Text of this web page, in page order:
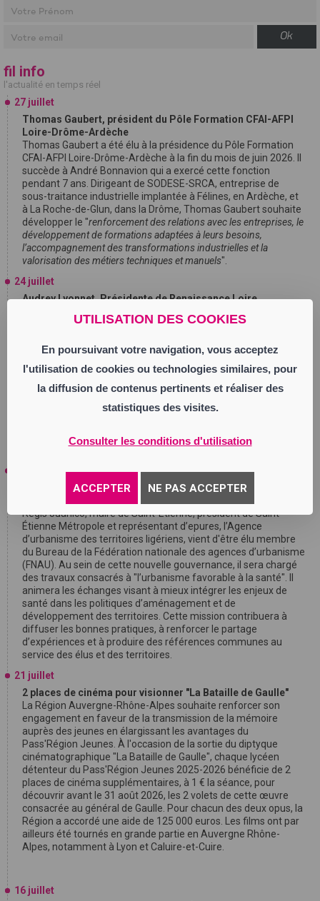
UTILISATION DES COOKIES
En poursuivant votre navigation, vous acceptez
l'utilisation de cookies ou technologies similaires, pour
la diffusion de contenus pertinents et réaliser des
statistiques des visites.
Consulter les conditions d'utilisation
ACCEPTER NE PAS ACCEPTER
Ok
fil info
l'actualité en temps réel
27 juillet
Thomas Gaubert, président du Pôle Formation CFAI-AFPI
Loire-Drôme-Ardèche
Thomas Gaubert a été élu à la présidence du Pôle Formation
CFAI-AFPI Loire-Drôme-Ardèche à la fin du mois de juin 2026. Il
succède à André Bonnavion qui a exercé cette fonction
pendant 7 ans. Dirigeant de SODESE-SRCA, entreprise de
sous-traitance industrielle implantée à Félines, en Ardèche, et
à La Roche-de-Glun, dans la Drôme, Thomas Gaubert souhaite
développer le "renforcement des relations avec les entreprises, le
développement de formations adaptées à leurs besoins,
l’accompagnement des transformations industrielles et la
valorisation des métiers techniques et manuels".
24 juillet
Audrey Lyonnet, Présidente de Renaissance Loire
aux élections présidentielles, annonce la nomination d’Audrey
Départementale Renaissance Loire. Audrey Lyonnet sera
chargée " de l’animation, de l’information et de la coordination des
équipes sur le territoire". Cette nomination s’inscrit "dans une
dynamique collective visant à renforcer l’engagement des
militants et à mobiliser les énergies en vue des prochaines
échéances électorales", indique un communiqué de
Régis Juanico élu au Bureau de la Fédération nationale des
Régis Juanico, maire de Saint-Étienne, président de Saint-
Étienne Métropole et représentant d’epures, l’Agence
d’urbanisme des territoires ligériens, vient d'être élu membre
du Bureau de la Fédération nationale des agences d’urbanisme
(FNAU). Au sein de cette nouvelle gouvernance, il sera chargé
des travaux consacrés à "l’urbanisme favorable à la santé". Il
animera les échanges visant à mieux intégrer les enjeux de
santé dans les politiques d’aménagement et de
développement des territoires. Cette mission contribuera à
diffuser les bonnes pratiques, à renforcer le partage
d’expériences et à produire des références communes au
service des élus et des territoires.
21 juillet
2 places de cinéma pour visionner "La Bataille de Gaulle"
La Région Auvergne-Rhône-Alpes souhaite renforcer son
engagement en faveur de la transmission de la mémoire
auprès des jeunes en élargissant les avantages du
Pass'Région Jeunes. À l'occasion de la sortie du diptyque
cinématographique "La Bataille de Gaulle", chaque lycéen
détenteur du Pass'Région Jeunes 2025-2026 bénéficie de 2
places de cinéma supplémentaires, à 1 € la séance, pour
découvrir avant le 31 août 2026, les 2 volets de cette œuvre
consacrée au général de Gaulle. Pour chacun des deux opus, la
Région a accordé une aide de 125 000 euros. Les films ont par
ailleurs été tournés en grande partie en Auvergne Rhône-
Alpes, notamment à Lyon et Caluire-et-Cuire.
16 juillet